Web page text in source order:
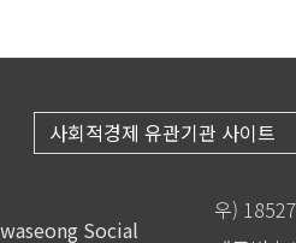
사회적경제 유관기관 사이트
우)